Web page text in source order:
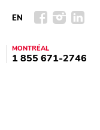
EN
MONTRÉAL
1 855 671-2746